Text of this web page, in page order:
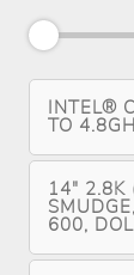
INTEL®
TO
14" 2.8K
600,